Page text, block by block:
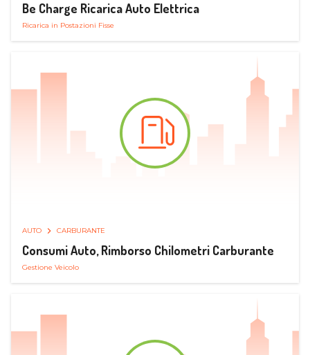
Be Charge Ricarica Auto Elettrica
Ricarica in Postazioni Fisse
AUTO CARBURANTE
Consumi Auto, Rimborso Chilometri Carburante
Gestione Veicolo